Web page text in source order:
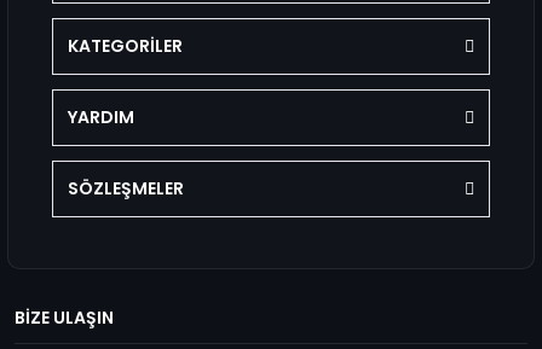
KATEGORİLER
YARDIM
SÖZLEŞMELER
BİZE ULAŞIN